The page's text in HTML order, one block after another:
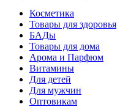
Косметика
Товары для здоровья
БАДы
Товары для дома
Арома и Парфюм
Витамины
Для детей
Для мужчин
Оптовикам